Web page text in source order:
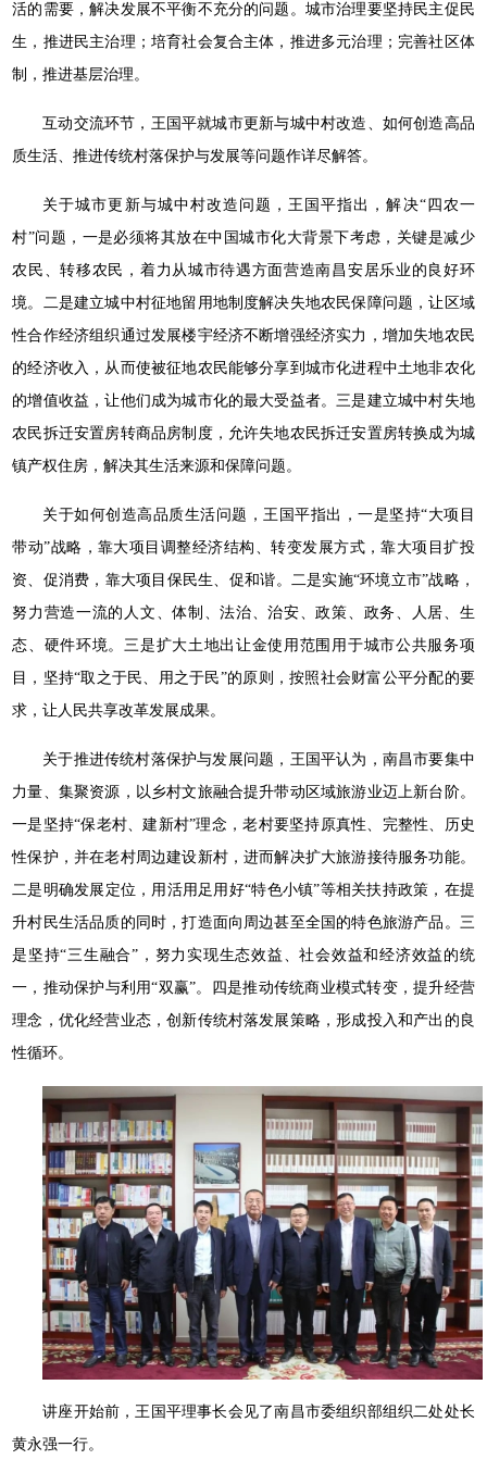
活的需要，解决发展不平衡不充分的问题。城市治理要坚持民主促民
生，推进民主治理；培育社会复合主体，推进多元治理；完善社区体
制，推进基层治理。
互动交流环节，王国平就城市更新与城中村改造、如何创造高品
质生活、推进传统村落保护与发展等问题作详尽解答。
关于城市更新与城中村改造问题，王国平指出，解决“四农一
村”问题，一是必须将其放在中国城市化大背景下考虑，关键是减少
农民、转移农民，着力从城市待遇方面营造南昌安居乐业的良好环
境。二是建立城中村征地留用地制度解决失地农民保障问题，让区域
性合作经济组织通过发展楼宇经济不断增强经济实力，增加失地农民
的经济收入，从而使被征地农民能够分享到城市化进程中土地非农化
的增值收益，让他们成为城市化的最大受益者。三是建立城中村失地
农民拆迁安置房转商品房制度，允许失地农民拆迁安置房转换成为城
镇产权住房，解决其生活来源和保障问题。
关于如何创造高品质生活问题，王国平指出，一是坚持“大项目
带动”战略，靠大项目调整经济结构、转变发展方式，靠大项目扩投
资、促消费，靠大项目保民生、促和谐。二是实施“环境立市”战略，
努力营造一流的人文、体制、法治、治安、政策、政务、人居、生
态、硬件环境。三是扩大土地出让金使用范围用于城市公共服务项
目，坚持“取之于民、用之于民”的原则，按照社会财富公平分配的要
求，让人民共享改革发展成果。
关于推进传统村落保护与发展问题，王国平认为，南昌市要集中
力量、集聚资源，以乡村文旅融合提升带动区域旅游业迈上新台阶。
一是坚持“保老村、建新村”理念，老村要坚持原真性、完整性、历史
性保护，并在老村周边建设新村，进而解决扩大旅游接待服务功能。
二是明确发展定位，用活用足用好“特色小镇”等相关扶持政策，在提
升村民生活品质的同时，打造面向周边甚至全国的特色旅游产品。三
是坚持“三生融合”，努力实现生态效益、社会效益和经济效益的统
一，推动保护与利用“双赢”。四是推动传统商业模式转变，提升经营
理念，优化经营业态，创新传统村落发展策略，形成投入和产出的良
性循环。
讲座开始前，王国平理事长会见了南昌市委组织部组织二处处长
黄永强一行。